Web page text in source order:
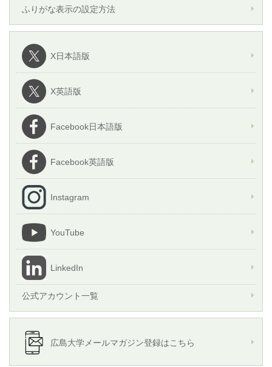
ふりがな表示の設定方法
X日本語版
X英語版
Facebook日本語版
Facebook英語版
Instagram
YouTube
LinkedIn
公式アカウント一覧
広島大学メールマガジン登録はこちら